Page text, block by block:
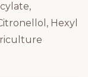
Hexyl